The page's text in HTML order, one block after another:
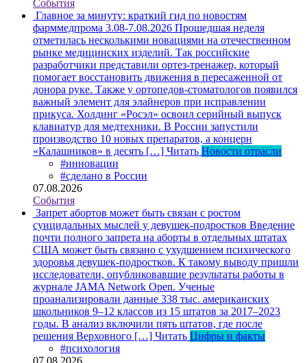
События
Главное за минуту: краткий гид по новостям
фарммедпрома 3.08-7.08.2026 Прошедшая неделя
отметилась несколькими новациями на отечественном
рынке медицинских изделий. Так российские
разработчики представили ортез-тренажер, который
помогает восстановить движения в пересаженной от
донора руке. Также у ортопедов-стоматологов появился
важный элемент для элайнеров при исправлении
прикуса. Холдинг «Росэл» освоил серийный выпуск
клавиатур для медтехники. В России запустили
производство 10 новых препаратов, а концерн
«Калашников» в десять […] Читать Новости отрасли
#инновации
#сделано в России
07.08.2026
События
Запрет абортов может быть связан с ростом
суицидальных мыслей у девушек-подростков Введение
почти полного запрета на аборты в отдельных штатах
США может быть связано с ухудшением психического
здоровья девушек-подростков. К такому выводу пришли
исследователи, опубликовавшие результаты работы в
журнале JAMA Network Open. Ученые
проанализировали данные 338 тыс. американских
школьников 9–12 классов из 15 штатов за 2017–2023
годы. В анализ включили пять штатов, где после
решения Верховного […] Читать Цифры и факты
#психология
07.08.2026